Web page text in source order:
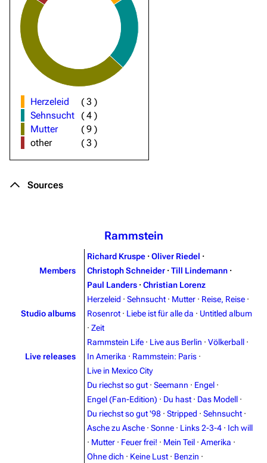
3.4K 12 290.4K
Herzeleid (3 )
Sehnsucht
(4 )
Mutter
(9 )
other
(3 )
Sources
Rammstein
Members
Richard Kruspe · Oliver Riedel ·
Christoph Schneider · Till Lindemann ·
Paul Landers · Christian Lorenz
Studio albums
Herzeleid · Sehnsucht · Mutter · Reise, Reise ·
Rosenrot · Liebe ist für alle da · Untitled album
· Zeit
Live releases
Rammstein Life · Live aus Berlin · Völkerball ·
In Amerika · Rammstein: Paris ·
Live in Mexico City
Du riechst so gut · Seemann · Engel ·
Engel (Fan-Edition) · Du hast · Das Modell ·
Du riechst so gut '98 · Stripped · Sehnsucht ·
Asche zu Asche · Sonne · Links 2-3-4 · Ich will
· Mutter · Feuer frei! · Mein Teil · Amerika ·
Ohne dich · Keine Lust · Benzin ·